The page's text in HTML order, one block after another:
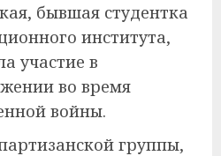
бывшая студентка
института,
участие в
во время
войны.
группы,